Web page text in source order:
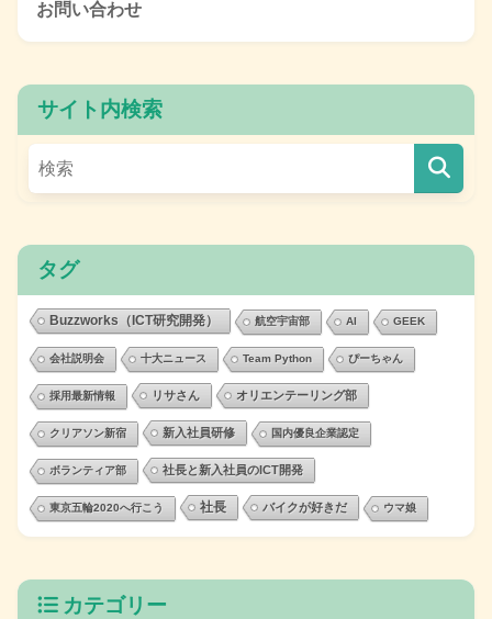
お問い合わせ
サイト内検索
タグ
Buzzworks（ICT研究開発） 航空宇宙部 AI GEEK
会社説明会 十大ニュース Team Python ぴーちゃん
採用最新情報 リサさん オリエンテーリング部
クリアソン新宿 新入社員研修 国内優良企業認定
ボランティア部 社長と新入社員のICT開発
東京五輪2020へ行こう 社長 バイクが好きだ ウマ娘
カテゴリー